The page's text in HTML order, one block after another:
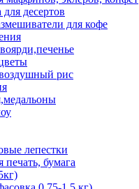
десертов
для кофе
рис
лепестки
печать, бумага